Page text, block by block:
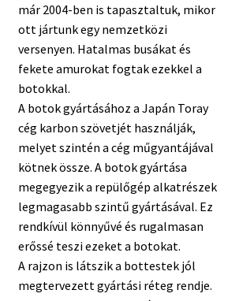
már 2004-ben is tapasztaltuk, mikor
ott jártunk egy nemzetközi
versenyen. Hatalmas busákat és
fekete amurokat fogtak ezekkel a
botokkal.
A botok gyártásához a Japán Toray
cég karbon szövetjét használják,
melyet szintén a cég műgyantájával
kötnek össze. A botok gyártása
megegyezik a repülőgép alkatrészek
legmagasabb szintű gyártásával. Ez
rendkívül könnyűvé és rugalmasan
erőssé teszi ezeket a botokat.
A rajzon is látszik a bottestek jól
megtervezett gyártási réteg rendje.